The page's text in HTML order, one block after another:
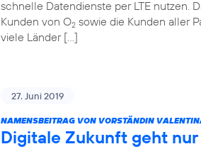
schnelle Datendienste per LTE nutzen.
Kunden von O2 sowie die Kunden aller
viele Länder […]
27. Juni 2019
NAMENSBEITRAG VON VORSTÄNDIN
Digitale Zukunft geht